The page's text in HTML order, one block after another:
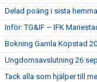
Delad poäng i sista
Inför: TG&IF – IFK
Bokning Gamla Köpstad
Ungdomsavslutning 26
Tack alla som hjälper till